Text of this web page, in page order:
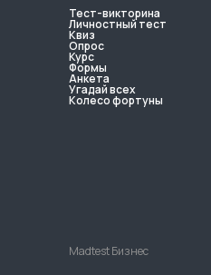
Madtest Бизнес
Тест-викторина
Личностный тест
Квиз
Опрос
Курс
Формы
Анкета
Угадай всех
Колесо фортуны